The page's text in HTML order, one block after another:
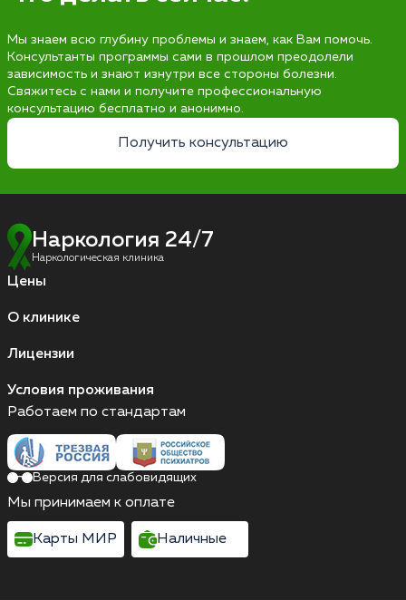
Мы знаем всю глубину проблемы и знаем, как Вам помочь.
Консультанты программы сами в прошлом преодолели
зависимость и знают изнутри все стороны болезни.
Свяжитесь с нами и получите профессиональную
консультацию бесплатно и анонимно.
Получить консультацию
Наркология 24/7
Наркологическая клиника
Цены
О клинике
Лицензии
Условия проживания
Работаем по стандартам
Версия для слабовидящих
Мы принимаем к оплате
Карты МИР Наличные